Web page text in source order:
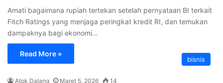
Amati bagaimana rupiah tertekan setelah pernyataan BI terkait
Fitch Ratings yang menjaga peringkat kredit RI, dan temukan
dampaknya bagi ekonomi…
Read More »
bisnis
Atok Dalang Maret 5, 2026 14